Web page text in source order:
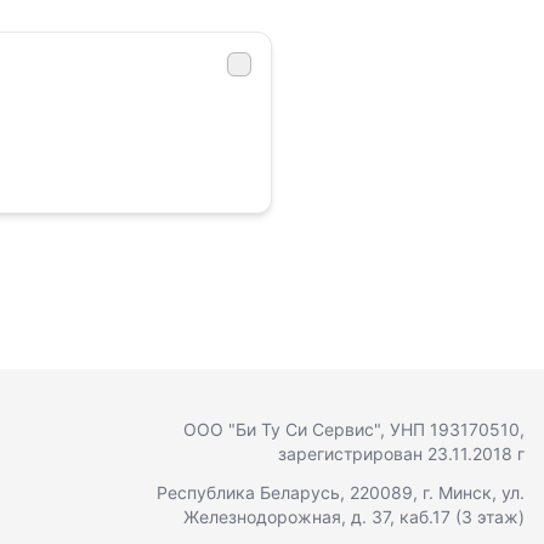
ООО "Би Ту Си Сервис", УНП 193170510,
зарегистрирован 23.11.2018 г
Республика Беларусь, 220089, г. Минск, ул.
Железнодорожная, д. 37, каб.17 (3 этаж)